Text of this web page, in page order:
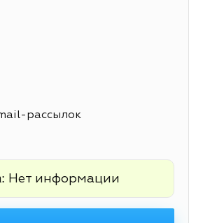
рассылок
Нет информации